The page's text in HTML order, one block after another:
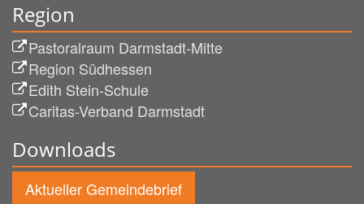
Region
Pastoralraum Darmstadt-Mitte
Region Südhessen
Edith Stein-Schule
Caritas-Verband Darmstadt
Downloads
Aktueller Gemeindebrief